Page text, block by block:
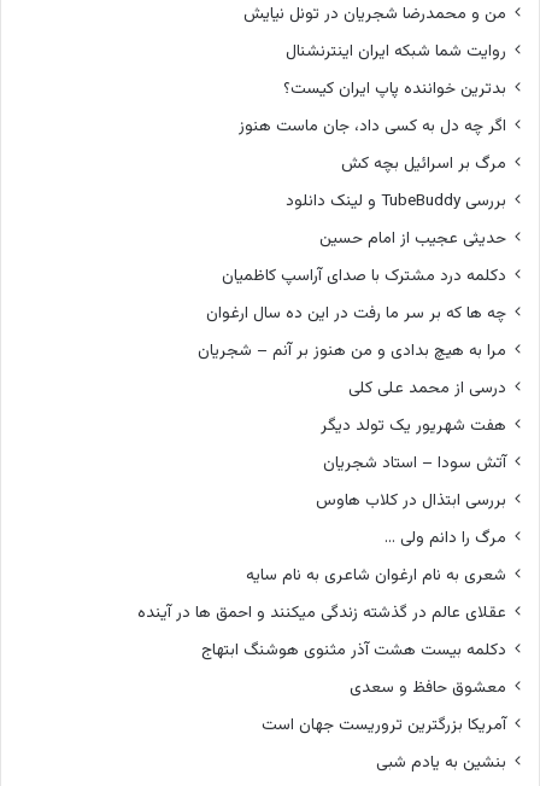
من و محمدرضا شجریان در تونل نیایش
روایت شما شبکه ایران اینترنشنال
بدترین خواننده پاپ ایران کیست؟
اگر چه دل به کسی داد، جان ماست هنوز
مرگ بر اسرائیل بچه کش
بررسی TubeBuddy و لینک دانلود
حدیثی عجیب از امام حسین
دکلمه درد مشترک با صدای آراسپ کاظمیان
چه ها که بر سر ما رفت در این ده سال ارغوان
مرا به هیچ بدادی و من هنوز بر آنم – شجریان
درسی از محمد علی کلی
هفت شهریور یک تولد دیگر
آتش سودا – استاد شجریان
بررسی ابتذال در کلاب هاوس
مرگ را دانم ولی …
شعری به نام ارغوان شاعری به نام سایه
عقلای عالم در گذشته زندگی میکنند و احمق ها در آینده
دکلمه بیست هشت آذر مثنوی هوشنگ ابتهاج
معشوق حافظ و سعدی
آمریکا بزرگترین تروریست جهان است
بنشین به یادم شبی